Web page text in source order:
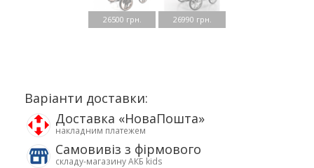
26500 грн. 26990 грн.
Варіанти доставки:
Доставка «НоваПошта»
накладним платежем
Самовивіз з фірмового
складу-магазину АКБ kids